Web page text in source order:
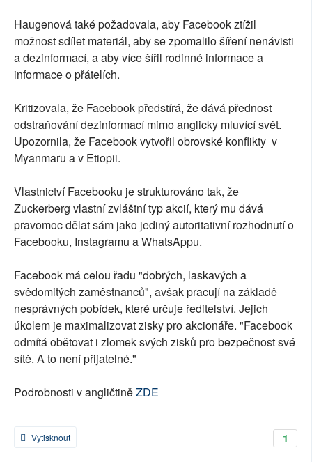
Haugenová také požadovala, aby Facebook ztížil
možnost sdílet materiál, aby se zpomalilo šíření nenávisti
a dezinformací, a aby více šířil rodinné informace a
informace o přátelích.
Kritizovala, že Facebook předstírá, že dává přednost
odstraňování dezinformací mimo anglicky mluvící svět.
Upozornila, že Facebook vytvořil obrovské konflikty v
Myanmaru a v Etiopii.
Vlastnictví Facebooku je strukturováno tak, že
Zuckerberg vlastní zvláštní typ akcií, který mu dává
pravomoc dělat sám jako jediný autoritativní rozhodnutí o
Facebooku, Instagramu a WhatsAppu.
Facebook má celou řadu "dobrých, laskavých a
svědomitých zaměstnanců", avšak pracují na základě
nesprávných pobídek, které určuje ředitelství. Jejich
úkolem je maximalizovat zisky pro akcionáře. "Facebook
odmítá obětovat i zlomek svých zisků pro bezpečnost své
sítě. A to není přijatelné."
Podrobnosti v angličtiněZDE
1
Vytisknout